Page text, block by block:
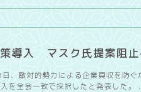
導入 マスク氏提案阻止
、敵対的勢力による企業買収を防ぐ
を全会一致で採択したと発表した。